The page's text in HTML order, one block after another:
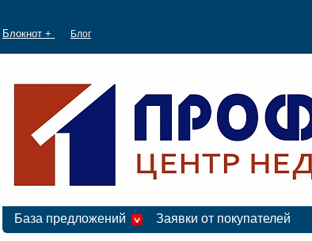
Блокнот + Блог
База предложений Заявки от покупателей